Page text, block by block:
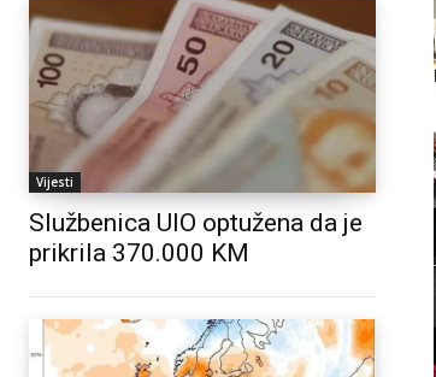
Vijesti
Službenica UIO optužena da je
prikrila 370.000 KM